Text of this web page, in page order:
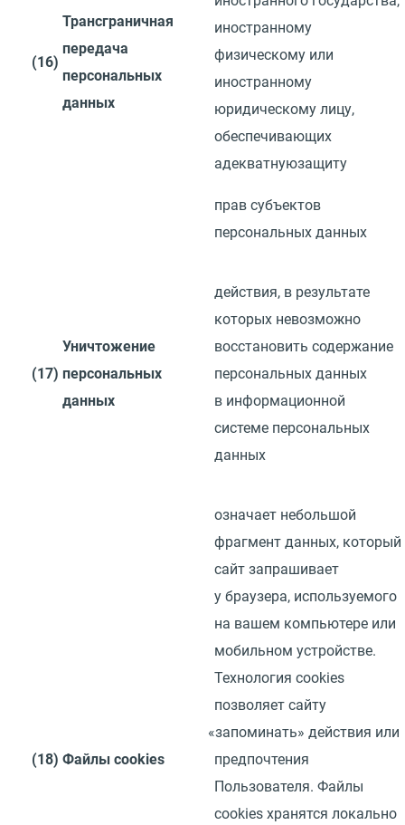
(16)
Трансграничная
передача
персональных
данных
иностранному
физическому или
иностранному
юридическому лицу,
обеспечивающих
адекватнуюзащиту
прав субъектов
персональных данных
(17)
Уничтожение
персональных
данных
действия, в результате
которых невозможно
восстановить содержание
персональных данных
в информационной
системе персональных
данных
(18) Файлы cookies
означает небольшой
фрагмент данных, который
сайт запрашивает
у браузера, используемого
на вашем компьютере или
мобильном устройстве.
Технология cookies
позволяет сайту
«запоминать» действия или
предпочтения
Пользователя. Файлы
cookies хранятся локально